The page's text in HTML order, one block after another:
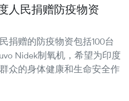
人民捐赠防疫物资
捐赠的防疫物资包括100台
Nidek制氧机，希望为印度
众的身体健康和生命安全作